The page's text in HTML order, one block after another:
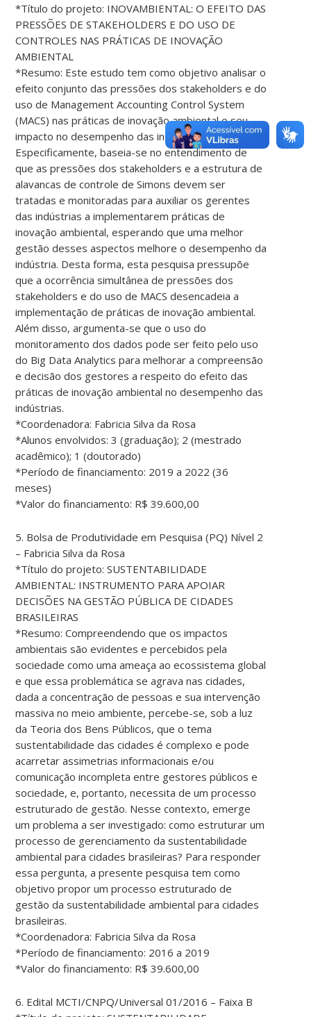
*Título do projeto: INOVAMBIENTAL: O EFEITO DAS
PRESSÕES DE STAKEHOLDERS E DO USO DE
CONTROLES NAS PRÁTICAS DE INOVAÇÃO
AMBIENTAL
*Resumo: Este estudo tem como objetivo analisar o
efeito conjunto das pressões dos stakeholders e do
uso de Management Accounting Control System
(MACS) nas práticas de inovação ambiental e seu
impacto no desempenho das indústrias.
Especificamente, baseia-se no entendimento de
que as pressões dos stakeholders e a estrutura de
alavancas de controle de Simons devem ser
tratadas e monitoradas para auxiliar os gerentes
das indústrias a implementarem práticas de
inovação ambiental, esperando que uma melhor
gestão desses aspectos melhore o desempenho da
indústria. Desta forma, esta pesquisa pressupõe
que a ocorrência simultânea de pressões dos
stakeholders e do uso de MACS desencadeia a
implementação de práticas de inovação ambiental.
Além disso, argumenta-se que o uso do
monitoramento dos dados pode ser feito pelo uso
do Big Data Analytics para melhorar a compreensão
e decisão dos gestores a respeito do efeito das
práticas de inovação ambiental no desempenho das
indústrias.
*Coordenadora: Fabricia Silva da Rosa
*Alunos envolvidos: 3 (graduação); 2 (mestrado
acadêmico); 1 (doutorado)
*Período de financiamento: 2019 a 2022 (36
meses)
*Valor do financiamento: R$ 39.600,00
5. Bolsa de Produtividade em Pesquisa (PQ) Nível 2
– Fabricia Silva da Rosa
*Título do projeto: SUSTENTABILIDADE
AMBIENTAL: INSTRUMENTO PARA APOIAR
DECISÕES NA GESTÃO PÚBLICA DE CIDADES
BRASILEIRAS
*Resumo: Compreendendo que os impactos
ambientais são evidentes e percebidos pela
sociedade como uma ameaça ao ecossistema global
e que essa problemática se agrava nas cidades,
dada a concentração de pessoas e sua intervenção
massiva no meio ambiente, percebe-se, sob a luz
da Teoria dos Bens Públicos, que o tema
sustentabilidade das cidades é complexo e pode
acarretar assimetrias informacionais e/ou
comunicação incompleta entre gestores públicos e
sociedade, e, portanto, necessita de um processo
estruturado de gestão. Nesse contexto, emerge
um problema a ser investigado: como estruturar um
processo de gerenciamento da sustentabilidade
ambiental para cidades brasileiras? Para responder
essa pergunta, a presente pesquisa tem como
objetivo propor um processo estruturado de
gestão da sustentabilidade ambiental para cidades
brasileiras.
*Coordenadora: Fabricia Silva da Rosa
*Período de financiamento: 2016 a 2019
*Valor do financiamento: R$ 39.600,00
6. Edital MCTI/CNPQ/Universal 01/2016 – Faixa B